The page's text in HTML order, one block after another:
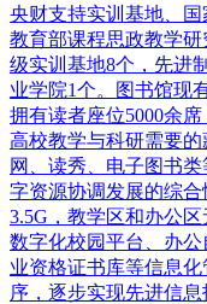
央财支持实训基地、国
教育部课程思政教学
级实训基地8个，先进
业学院1个。图书馆现
拥有读者座位5000余
高校教学与科研需要
网、读秀、电子图书
字资源协调发展的综
3.5G，教学区和办公区
数字化校园平台、办
业资格证书库等信息
序，逐步实现先进信